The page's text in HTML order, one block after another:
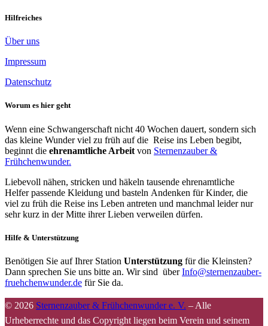
Hilfreiches
Über uns
Impressum
Datenschutz
Worum es hier geht
Wenn eine Schwangerschaft nicht 40 Wochen dauert, sondern sich
das kleine Wunder viel zu früh auf die Reise ins Leben begibt,
beginnt die ehrenamtliche Arbeit von Sternenzauber &
Frühchenwunder.
Liebevoll nähen, stricken und häkeln tausende ehrenamtliche
Helfer passende Kleidung und basteln Andenken für Kinder, die
viel zu früh die Reise ins Leben antreten und manchmal leider nur
sehr kurz in der Mitte ihrer Lieben verweilen dürfen.
Hilfe & Unterstützung
Benötigen Sie auf Ihrer Station Unterstützung für die Kleinsten?
Dann sprechen Sie uns bitte an. Wir sind überInfo@sternenzauber-
fruehchenwunder.de für Sie da.
© 2026 Sternenzauber & Frühchenwunder e. V. – Alle
Urheberrechte und das Copyright liegen beim Verein und seinem